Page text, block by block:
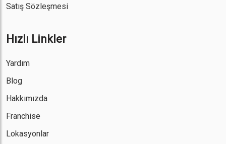
Satış Sözleşmesi
Hızlı Linkler
Yardım
Blog
Hakkımızda
Franchise
Lokasyonlar